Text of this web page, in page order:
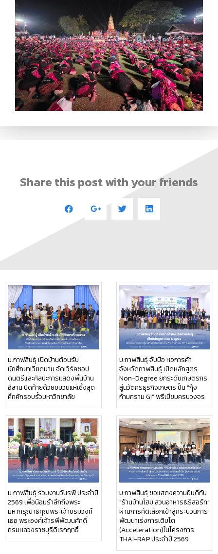
Share this post with your friends
ม.กาฬสินธุ์ เปิดบ้านต้อนรับ
นักศึกษาเวียดนาม จัดเวิร์คชอป
ดนตรีและศิลปะการแสดงพื้นบ้าน
อีสาน ปิดท้ายด้วยขบวนแห่เซิ้งสุด
คึกคักรอบรั้วมหาวิทยาลัย
ม.กาฬสินธุ์ จับมือ หอการค้า
จังหวัดกาฬสินธุ์ เปิดหลักสูตร
Non-Degree ยกระดับเกษตรกร
สู่นวัตกรธุรกิจเกษตร ปั้น “กุ้ง
ก้ามกราม GI” พรีเมียมครบวงจร
ม.กาฬสินธุ์ ร่วมงานวันรพี ประจำปี
2569 เพื่อน้อมรำลึกถึงพระ
มหากรุณาธิคุณพระเจ้าบรมวงศ์
เธอ พระองค์เจ้ารพีพัฒนศักดิ์
กรมหลวงราชบุรีดิเรกฤทธิ์
ม.กาฬสินธุ์ ขอแสดงความยินดีกับ
“ร้านบ้านโฮม สวนอาหาร&รีสอร์ท”
ผ่านการคัดเลือกเข้าสู่กระบวนการ
พัฒนาเร่งการเติบโต
(Acceleration)ในโครงการ
THAI-RAP ประจำปี 2569